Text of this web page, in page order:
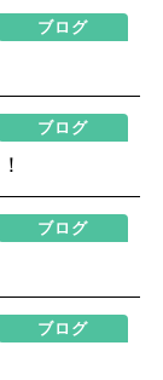
ブログ
ブログ
ブログ
ブログ